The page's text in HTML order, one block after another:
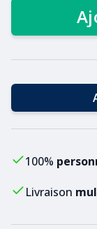
100%
Livraison